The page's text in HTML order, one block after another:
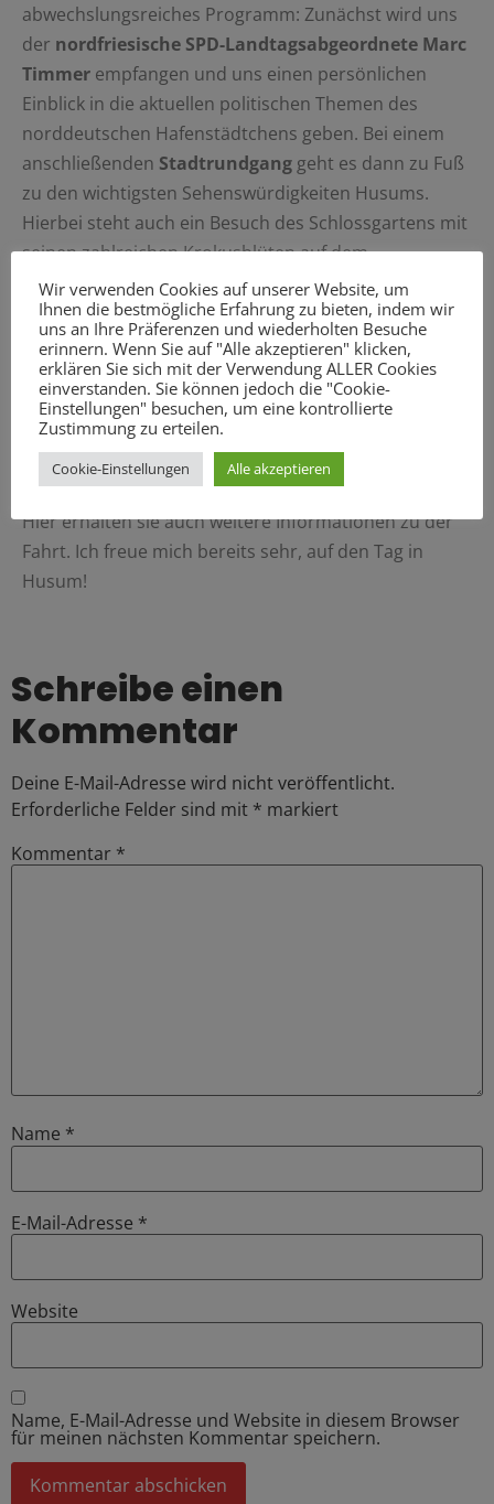
abwechslungsreiches Programm: Zunächst wird uns
der nordfriesische SPD-Landtagsabgeordnete Marc
Timmer empfangen und uns einen persönlichen
Einblick in die aktuellen politischen Themen des
norddeutschen Hafenstädtchens geben. Bei einem
anschließenden Stadtrundgang geht es dann zu Fuß
zu den wichtigsten Sehenswürdigkeiten Husums.
Hierbei steht auch ein Besuch des Schlossgartens mit
seinen zahlreichen Krokusblüten auf dem
Programm. Die Abfahrt mit dem Zug erfolgt gegen 8
Uhr – Rückkehr ist gegen 20:30 Uhr.
Das vollständige Programm finden Siehier.
Der Selbstkostenbeitrag für die Fahrt und den
Stadtrundgang beträgt 15 Euro pro Person. Die
Teilnehmerzahl ist begrenzt. Bitte melden Sie sich in
meinem Bürgerbüro, wenn Sie teilnehmen möchten.
Hier erhalten sie auch weitere Informationen zu der
Fahrt. Ich freue mich bereits sehr, auf den Tag in
Husum!
Schreibe einen
Kommentar
Deine E-Mail-Adresse wird nicht veröffentlicht.
Erforderliche Felder sind mit * markiert
Kommentar *
Name *
E-Mail-Adresse *
Website
Name, E-Mail-Adresse und Website in diesem Browser
für meinen nächsten Kommentar speichern.
Wir verwenden Cookies auf unserer Website, um
Ihnen die bestmögliche Erfahrung zu bieten, indem wir
uns an Ihre Präferenzen und wiederholten Besuche
erinnern. Wenn Sie auf "Alle akzeptieren" klicken,
erklären Sie sich mit der Verwendung ALLER Cookies
einverstanden. Sie können jedoch die "Cookie-
Einstellungen" besuchen, um eine kontrollierte
Zustimmung zu erteilen.
Cookie-Einstellungen Alle akzeptieren